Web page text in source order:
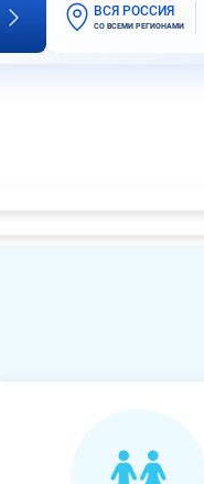
ВСЯ РОССИЯ
СО ВСЕМИ РЕГИОНАМИ